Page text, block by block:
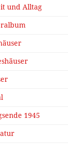
und Alltag
1945